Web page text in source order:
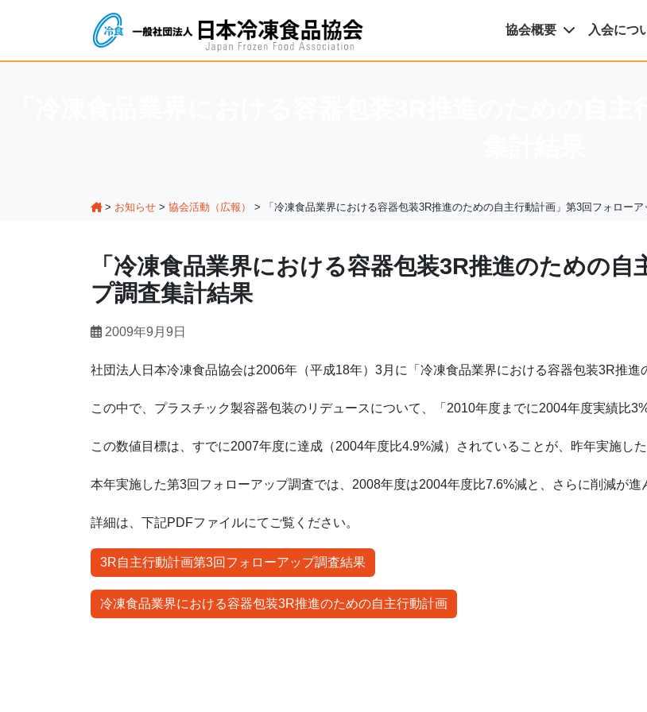
協会概要 入会につ
> お知らせ > 協会活動（広報） > 「冷凍食品業界における容器包装3R推進のための自主行動計画」第3回フォロー
「冷凍食品業界における容器包装3R推進のための
プ調査集計結果
2009年9月9日
社団法人日本冷凍食品協会は2006年（平成18年）3月に「冷凍食品業界における容器包装3R推進
この中で、プラスチック製容器包装のリデュースについて、「2010年度までに2004年度実績比
この数値目標は、すでに2007年度に達成（2004年度比4.9%減）されていることが、昨年実施し
本年実施した第3回フォローアップ調査では、2008年度は2004年度比7.6%減と、さらに削減が進
詳細は、下記PDFファイルにてご覧ください。
3R自主行動計画第3回フォローアップ調査結果
冷凍食品業界における容器包装3R推進のための自主行動計画